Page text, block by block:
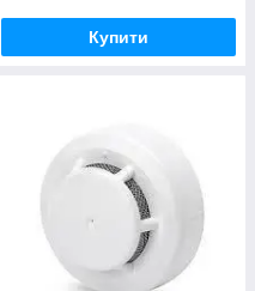
Купити